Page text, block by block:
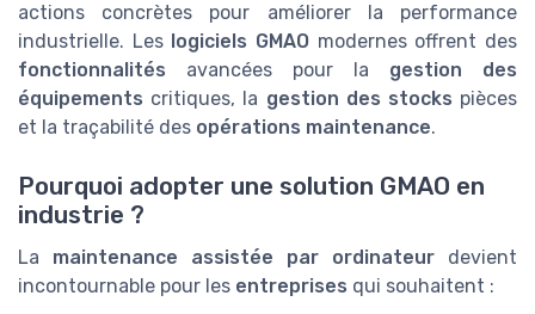
actions concrètes pour améliorer la performance
industrielle. Les logiciels GMAO modernes offrent des
fonctionnalités avancées pour la gestion des
équipements critiques, la gestion des stocks pièces
et la traçabilité des opérations maintenance.
Pourquoi adopter une solution GMAO en
industrie ?
La maintenance assistée par ordinateur devient
incontournable pour les entreprises qui souhaitent :